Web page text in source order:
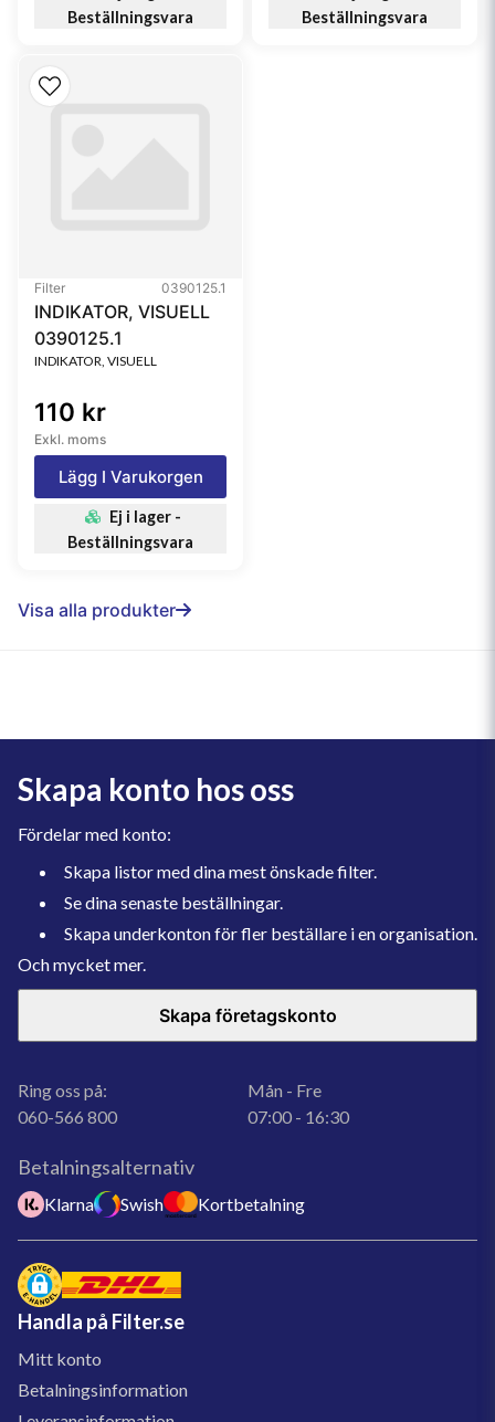
Beställningsvara
Beställningsvara
Filter 0390125.1
INDIKATOR, VISUELL
0390125.1
INDIKATOR, VISUELL
110 kr
Exkl. moms
Lägg I Varukorgen
Ej i lager -
Beställningsvara
Visa alla produkter
Skapa konto hos oss
Fördelar med konto:
Skapa listor med dina mest önskade filter.
Se dina senaste beställningar.
Skapa underkonton för fler beställare i en organisation.
Och mycket mer.
Skapa företagskonto
Ring oss på:
060-566 800
Mån - Fre
07:00 - 16:30
Betalningsalternativ
Klarna Swish Kortbetalning
Handla på Filter.se
Mitt konto
Betalningsinformation